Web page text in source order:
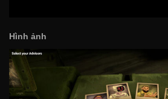
Hình ảnh